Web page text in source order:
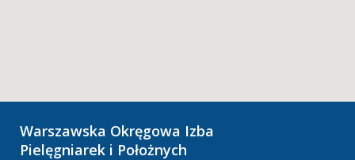
Warszawska Okręgowa Izba
Pielęgniarek i Położnych